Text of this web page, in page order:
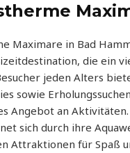
Maximare in Bad
die ein
jeden Alters
sowie
Angebot an Aktivitäten.
sich durch ihre
Attraktionen für Spaß